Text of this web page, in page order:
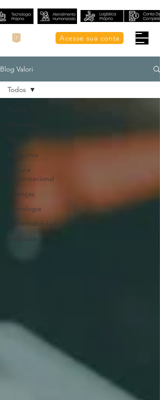
Acesse sua conta
Blog Valori
Marketing
Economia
Cultura
Organizacional
Finanças
Tecnologia
Sustentabilidade
Todos